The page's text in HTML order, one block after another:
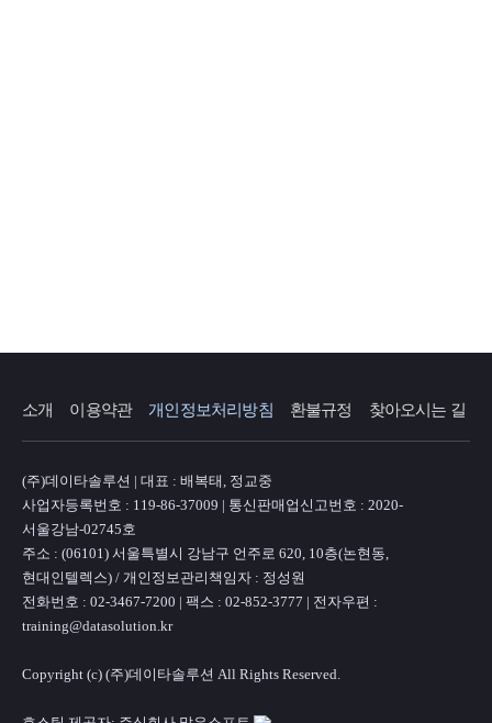
소개 이용약관 개인정보처리방침 환불규정 찾아오시는 길
(주)데이타솔루션 | 대표 : 배복태, 정교중
사업자등록번호 : 119-86-37009 | 통신판매업신고번호 : 2020-
서울강남-02745호
주소 : (06101) 서울특별시 강남구 언주로 620, 10층(논현동,
현대인텔렉스) / 개인정보관리책임자 : 정성원
전화번호 : 02-3467-7200 | 팩스 : 02-852-3777 | 전자우편 :
training@datasolution.kr
Copyright (c) (주)데이타솔루션 All Rights Reserved.